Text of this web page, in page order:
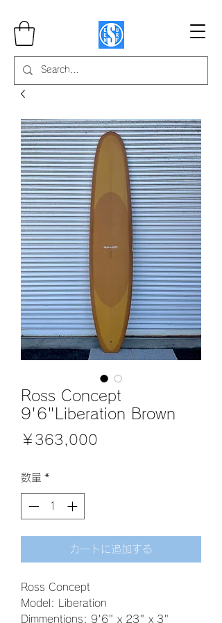
Ross Concept
9'6"Liberation Brown
￥363,000
数量 *
カートに追加する
Ross Concept
Model: Liberation
Dimmentions: 9'6" x 23" x 3"